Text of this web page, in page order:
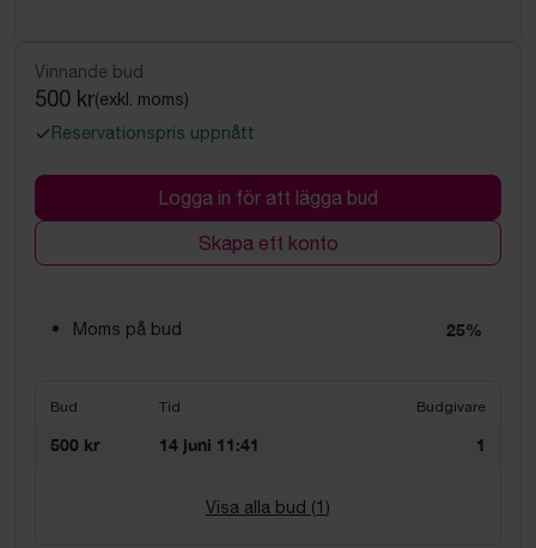
Vinnande bud
500 kr(exkl. moms)
Reservationspris uppnått
Logga in för att lägga bud
Skapa ett konto
Moms på bud 25%
Bud Tid Budgivare
500 kr 14 juni 11:41 1
Visa alla bud (1 )